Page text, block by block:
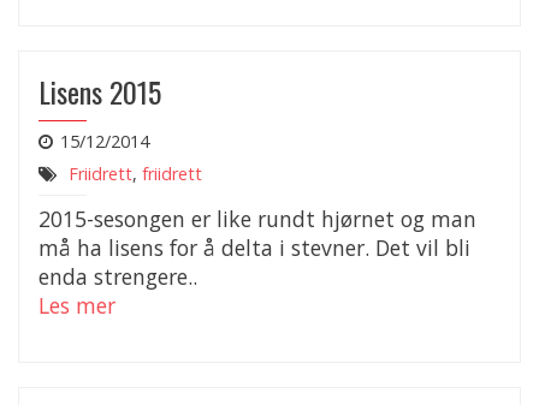
Lisens 2015
15/12/2014
Friidrett, friidrett
2015-sesongen er like rundt hjørnet og man
må ha lisens for å delta i stevner. Det vil bli
enda strengere..
Les mer